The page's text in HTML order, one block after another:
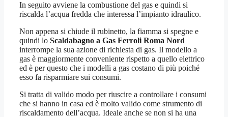
In seguito avviene la combustione del gas e quindi si
riscalda l’acqua fredda che interessa l’impianto idraulico.
Non appena si chiude il rubinetto, la fiamma si spegne e
quindi lo Scaldabagno a Gas Ferroli Roma Nord
interrompe la sua azione di richiesta di gas. Il modello a
gas è maggiormente conveniente rispetto a quello elettrico
ed è per questo che i modelli a gas costano di più poiché
esso fa risparmiare sui consumi.
Si tratta di valido modo per riuscire a controllare i consumi
che si hanno in casa ed è molto valido come strumento di
riscaldamento dell’acqua. Ideale anche se non si ha una